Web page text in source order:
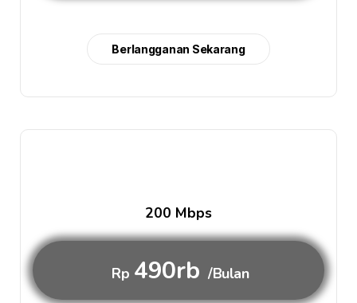
Berlangganan Sekarang
200 Mbps
Rp 490rb /Bulan